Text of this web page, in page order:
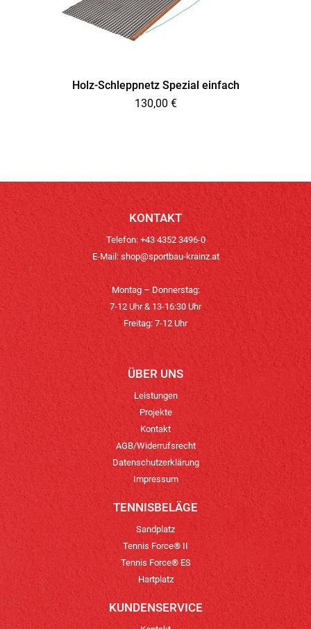
Holz-Schleppnetz Spezial einfach
130,00 €
KONTAKT
Telefon: +43 4352 3496-0
E-Mail:shop@sportbau-krainz.at
Montag – Donnerstag:
7-12 Uhr & 13-16:30 Uhr
Freitag: 7-12 Uhr
ÜBER UNS
Leistungen
Projekte
Kontakt
AGB/Widerrufsrecht
Datenschutzerklärung
Impressum
TENNISBELÄGE
Sandplatz
Tennis Force® II
Tennis Force® ES
Hartplatz
KUNDENSERVICE